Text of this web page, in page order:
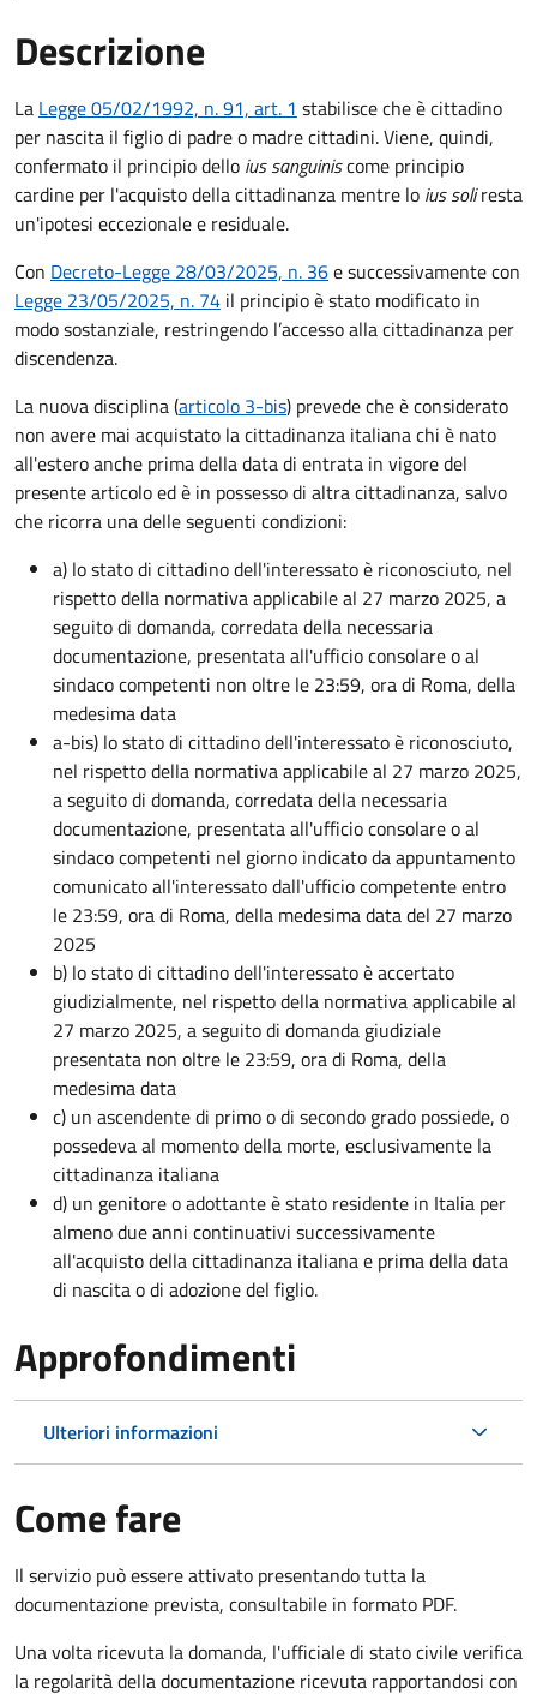
Descrizione
La Legge 05/02/1992, n. 91, art. 1 stabilisce che è cittadino
per nascita il figlio di padre o madre cittadini. Viene, quindi,
confermato il principio dello ius sanguiniscome principio
cardine per l'acquisto della cittadinanza mentre lo ius soliresta
un'ipotesi eccezionale e residuale.
Con Decreto-Legge 28/03/2025, n. 36e successivamente con
Legge 23/05/2025, n. 74 il principio è stato modificato in
modo sostanziale, restringendo l’accesso alla cittadinanza per
discendenza.
La nuova disciplina (articolo 3-bis) prevede cheèconsiderato
non avere mai acquistato la cittadinanza italiana chi è nato
all'estero anche prima della data di entrata in vigore del
presente articolo ed è in possesso di altra cittadinanza, salvo
che ricorra una delle seguenti condizioni:
a) lo stato di cittadino dell'interessato è riconosciuto, nel
rispetto della normativa applicabile al 27 marzo 2025, a
seguito di domanda, corredata della necessaria
documentazione, presentata all'ufficio consolare o al
sindaco competenti non oltre le 23:59, ora di Roma, della
medesima data
a-bis) lo stato di cittadino dell'interessato è riconosciuto,
nel rispetto della normativa applicabile al 27 marzo 2025,
a seguito di domanda, corredata della necessaria
documentazione, presentata all'ufficio consolare o al
sindaco competenti nel giorno indicato da appuntamento
comunicato all'interessato dall'ufficio competente entro
le 23:59, ora di Roma, della medesima data del 27 marzo
2025
b) lo stato di cittadino dell'interessato è accertato
giudizialmente, nel rispetto della normativa applicabile al
27 marzo 2025, a seguito di domanda giudiziale
presentata non oltre le 23:59, ora di Roma, della
medesima data
c) un ascendente di primo o di secondo grado possiede, o
possedeva al momento della morte, esclusivamente la
cittadinanza italiana
d) un genitore o adottante è stato residente in Italia per
almeno due anni continuativi successivamente
all'acquisto della cittadinanza italiana e prima della data
di nascita o di adozione del figlio.
Approfondimenti
Ulteriori informazioni
Come fare
Il servizio può essere attivato presentando tutta la
documentazione prevista, consultabile in formato PDF.
Una volta ricevuta la domanda, l'ufficiale di stato civile verifica
la regolarità della documentazione ricevuta rapportandosi con